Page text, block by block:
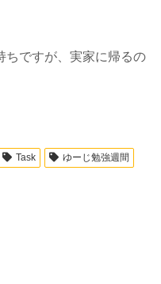
ちですが、実家に帰るの
Task
ゆーじ勉強週間